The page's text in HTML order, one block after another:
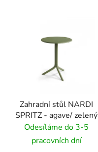
Zahradní stůl NARDI
SPRITZ - agave/ zelený
Odesíláme do 3-5
pracovních dní